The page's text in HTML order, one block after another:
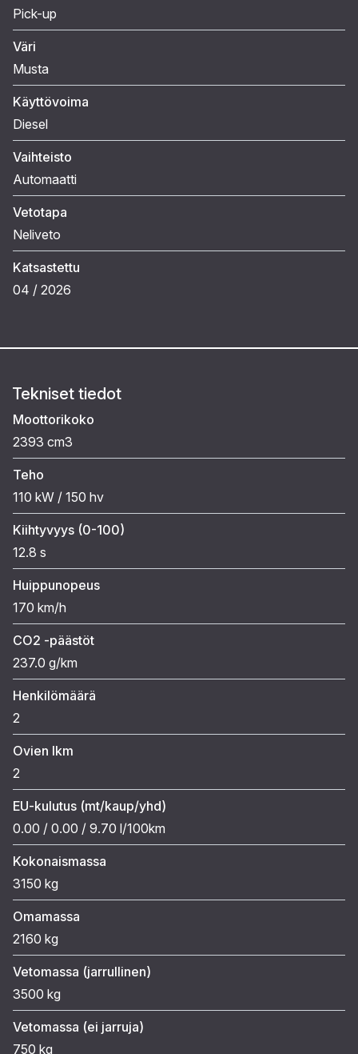
Pick-up
Väri
Musta
Käyttövoima
Diesel
Vaihteisto
Automaatti
Vetotapa
Neliveto
Katsastettu
04 / 2026
Tekniset tiedot
Moottorikoko
2393 cm3
Teho
110 kW / 150 hv
Kiihtyvyys (0-100)
12.8 s
Huippunopeus
170 km/h
CO2 -päästöt
237.0 g/km
Henkilömäärä
2
Ovien lkm
2
EU-kulutus (mt/kaup/yhd)
0.00 / 0.00 / 9.70 l/100km
Kokonaismassa
3150 kg
Omamassa
2160 kg
Vetomassa (jarrullinen)
3500 kg
Vetomassa (ei jarruja)
750 kg